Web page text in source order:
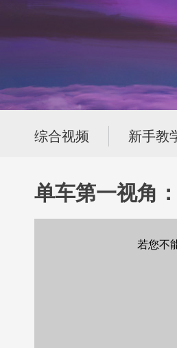
综合视频 新手教
单车第一视角
若您不